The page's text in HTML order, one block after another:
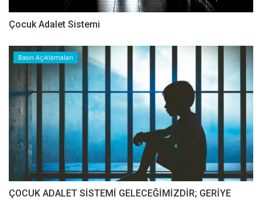
Çocuk Adalet Sistemi
Basın Açıklamaları
ÇOCUK ADALET SİSTEMİ GELECEĞİMİZDİR; GERİYE